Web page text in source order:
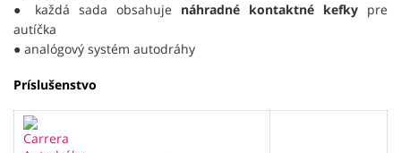
● každá sada obsahuje náhradné kontaktné kefky pre
autíčka
● analógový systém autodráhy
Príslušenstvo